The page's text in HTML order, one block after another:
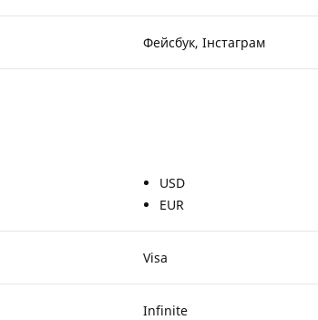
Фейсбук, Інстаграм
USD
EUR
Visa
Infinite